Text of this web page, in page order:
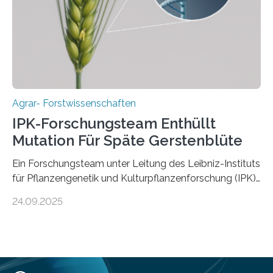
Ergebnisse der Studie wurden heute in der
Fachzeitschrift „Nature“ veröffentlicht. Die
Forschungsgruppe hat die Evolution und…
Agrar- Forstwissenschaften
IPK-Forschungsteam Enthüllt
Mutation Für Späte Gerstenblüte
Ein Forschungsteam unter Leitung des Leibniz-Instituts
für Pflanzengenetik und Kulturpflanzenforschung (IPK)
entdeckt, das Gerste in Regionen mit langen
Sammlungen von Wild- und domestizierter Gerste
24.09.2025